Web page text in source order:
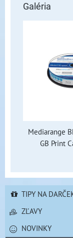
Galéria
Mediarange
GB Print
TIPY NA
ZĽAVY
NOVINKY